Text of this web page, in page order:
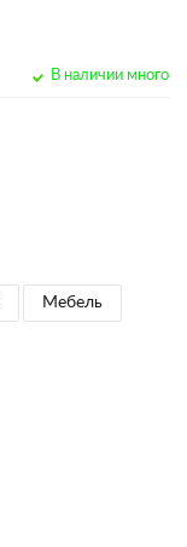
В наличии много
Мебель